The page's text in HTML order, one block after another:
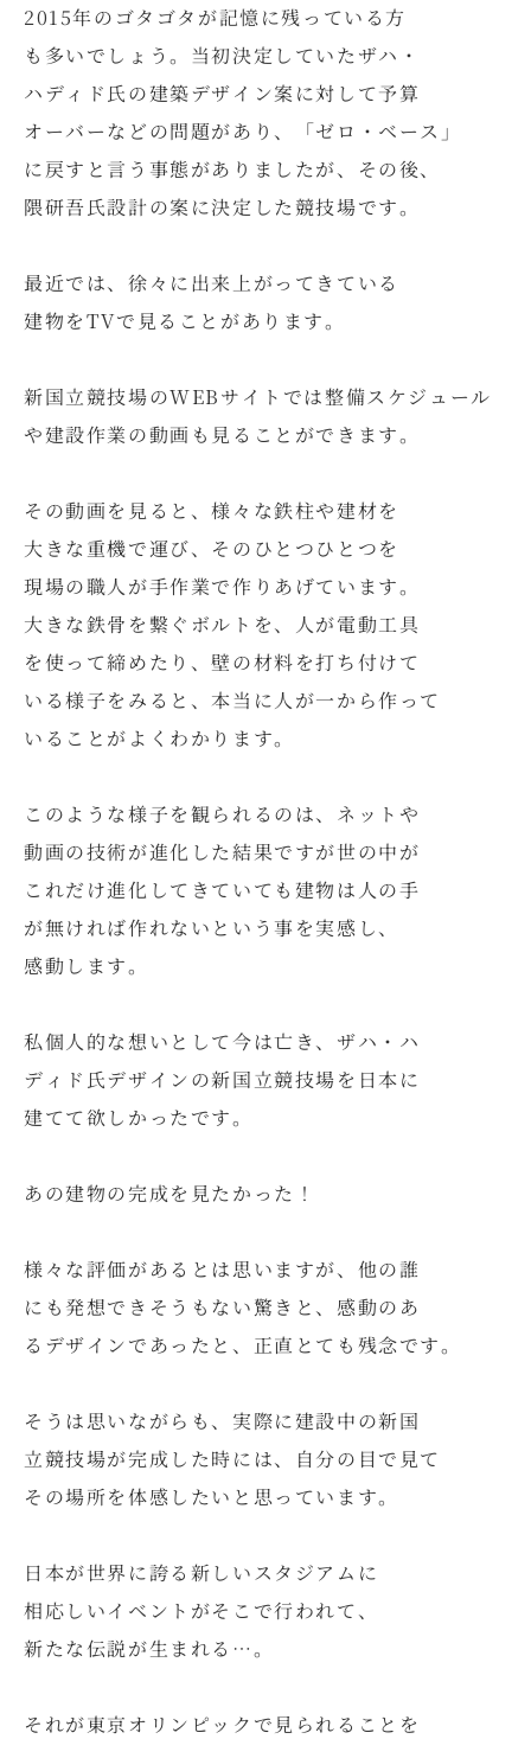
2015年のゴタゴタが記憶に残っている方
も多いでしょう。当初決定していたザハ・
ハディド氏の建築デザイン案に対して予算
オーバーなどの問題があり、「ゼロ・ベース」
に戻すと言う事態がありましたが、その後、
隈研吾氏設計の案に決定した競技場です。
最近では、徐々に出来上がってきている
建物をTVで見ることがあります。
新国立競技場のWEBサイトでは整備スケジュール
や建設作業の動画も見ることができます。
その動画を見ると、様々な鉄柱や建材を
大きな重機で運び、そのひとつひとつを
現場の職人が手作業で作りあげています。
大きな鉄骨を繋ぐボルトを、人が電動工具
を使って締めたり、壁の材料を打ち付けて
いる様子をみると、本当に人が一から作って
いることがよくわかります。
このような様子を観られるのは、ネットや
動画の技術が進化した結果ですが世の中が
これだけ進化してきていても建物は人の手
が無ければ作れないという事を実感し、
感動します。
私個人的な想いとして今は亡き、ザハ・ハ
ディド氏デザインの新国立競技場を日本に
建てて欲しかったです。
あの建物の完成を見たかった！
様々な評価があるとは思いますが、他の誰
にも発想できそうもない驚きと、感動のあ
るデザインであったと、正直とても残念です。
そうは思いながらも、実際に建設中の新国
立競技場が完成した時には、自分の目で見て
その場所を体感したいと思っています。
日本が世界に誇る新しいスタジアムに
相応しいイベントがそこで行われて、
新たな伝説が生まれる…。
それが東京オリンピックで見られることを